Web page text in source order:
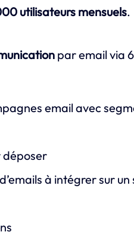
utilisateurs mensuels.
par email via
email avec
déposer
à intégrer sur